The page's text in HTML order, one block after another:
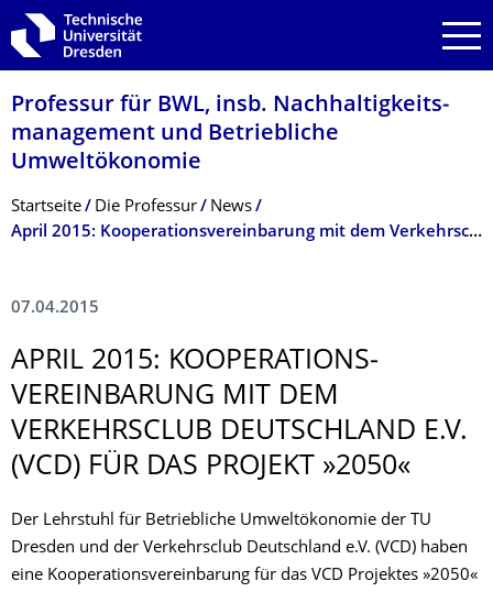
Zur Hauptnavigation springen
Zur Suche springen
Zum Inhalt springen
Professur für BWL, insb. Nachhaltigkeits­
management und Betriebliche
Umweltökonomie
Breadcrumb-Menü
Startseite Die Professur
News
April 2015: Kooperationsvereinbarung mit dem Verkehrsclub Deutschland e.V. (VCD) für das Projekt »2050«
07.04.2015
APRIL 2015: KOOPERATIONS­
VEREINBARUNG MIT DEM
VERKEHRSCLUB DEUTSCHLAND E.V.
(VCD) FÜR DAS PROJEKT »2050«
Der Lehrstuhl für Betriebliche Umweltökonomie der TU
Dresden und der Verkehrsclub Deutschland e.V. (VCD) haben
eine Kooperationsvereinbarung für das VCD Projektes »2050«